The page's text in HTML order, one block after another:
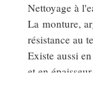
Nettoyage à
La monture,
résistance au
Existe aussi
et en épaisseur